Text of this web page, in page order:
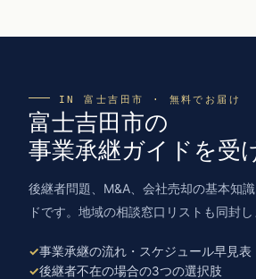
IN 富士吉田市 · 無料でお届け
富士吉田市の
事業承継ガイドを受
後継者問題、M&A、会社売却の基本知
ドです。地域の相談窓口リストも同封し
事業承継の流れ・スケジュール早見表
後継者不在の場合の3つの選択肢